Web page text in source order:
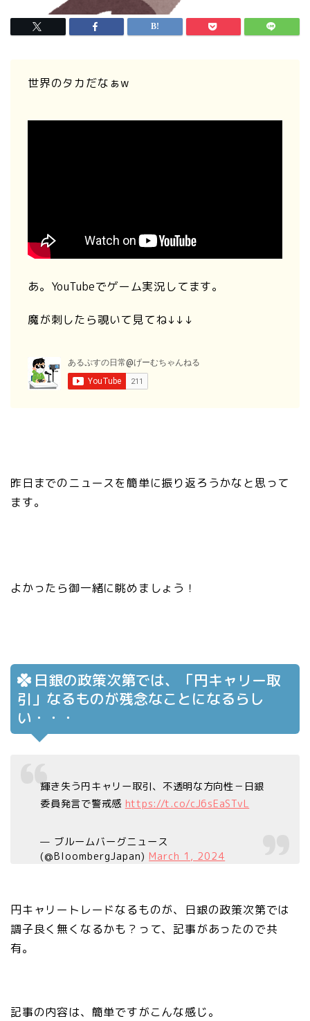
世界のタカだなぁw
あ。YouTubeでゲーム実況してます。
魔が刺したら覗いて見てね↓↓↓
昨日までのニュースを簡単に振り返ろうかなと思って
ます。
よかったら御一緒に眺めましょう！
日銀の政策次第では、「円キャリー取
引」なるものが残念なことになるらし
い・・・
輝き失う円キャリー取引、不透明な方向性－日銀
委員発言で警戒感 https://t.co/cJ6sEaSTvL
— ブルームバーグニュース
(@BloombergJapan) March 1, 2024
円キャリートレードなるものが、日銀の政策次第では
調子良く無くなるかも？って、記事があったので共
有。
記事の内容は、簡単ですがこんな感じ。